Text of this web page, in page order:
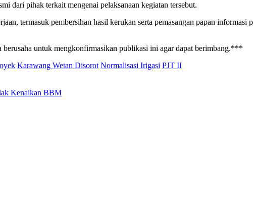
dari pihak terkait mengenai pelaksanaan kegiatan tersebut.
termasuk pembersihan hasil kerukan serta pemasangan papan
untuk mengkonfirmasikan publikasi ini agar dapat berimbang.***
Karawang Wetan Disorot Normalisasi Irigasi PJT II
Kenaikan BBM